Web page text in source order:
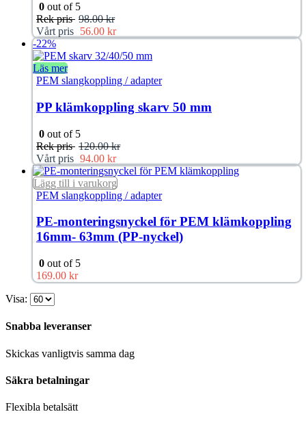
0 out of 5
Rek pris 98.00kr
Vårt pris 56.00 kr
-22%
Läs mer
PEM slangkoppling / adapter
PP klämkoppling skarv 50 mm
0 out of 5
Rek pris 120.00kr
Vårt pris 94.00 kr
Lägg till i varukorg
PEM slangkoppling / adapter
PE-monteringsnyckel för PEM klämkoppling
16mm- 63mm (PP-nyckel)
0 out of 5
169.00 kr
Visa:
Snabba leveranser
Skickas vanligtvis samma dag
Säkra betalningar
Flexibla betalsätt